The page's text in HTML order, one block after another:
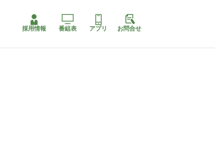
採用情報 番組表 アプリ お問合せ